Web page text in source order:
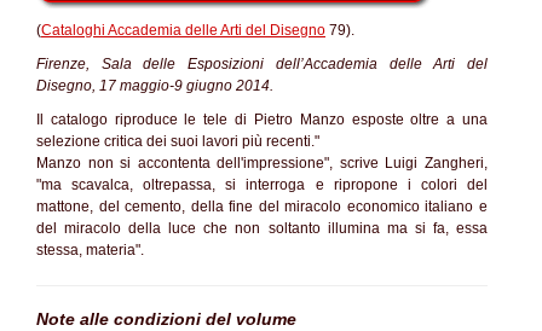
(Cataloghi Accademia delle Arti del Disegno 79).
Firenze, Sala delle Esposizioni dell’Accademia delle Arti del
Disegno, 17 maggio-9 giugno 2014.
Il catalogo riproduce le tele di Pietro Manzo esposte oltre a una
selezione critica dei suoi lavori più recenti."
Manzo non si accontenta dell'impressione", scrive Luigi Zangheri,
"ma scavalca, oltrepassa, si interroga e ripropone i colori del
mattone, del cemento, della fine del miracolo economico italiano e
del miracolo della luce che non soltanto illumina ma si fa, essa
stessa, materia".
Note alle condizioni del volume